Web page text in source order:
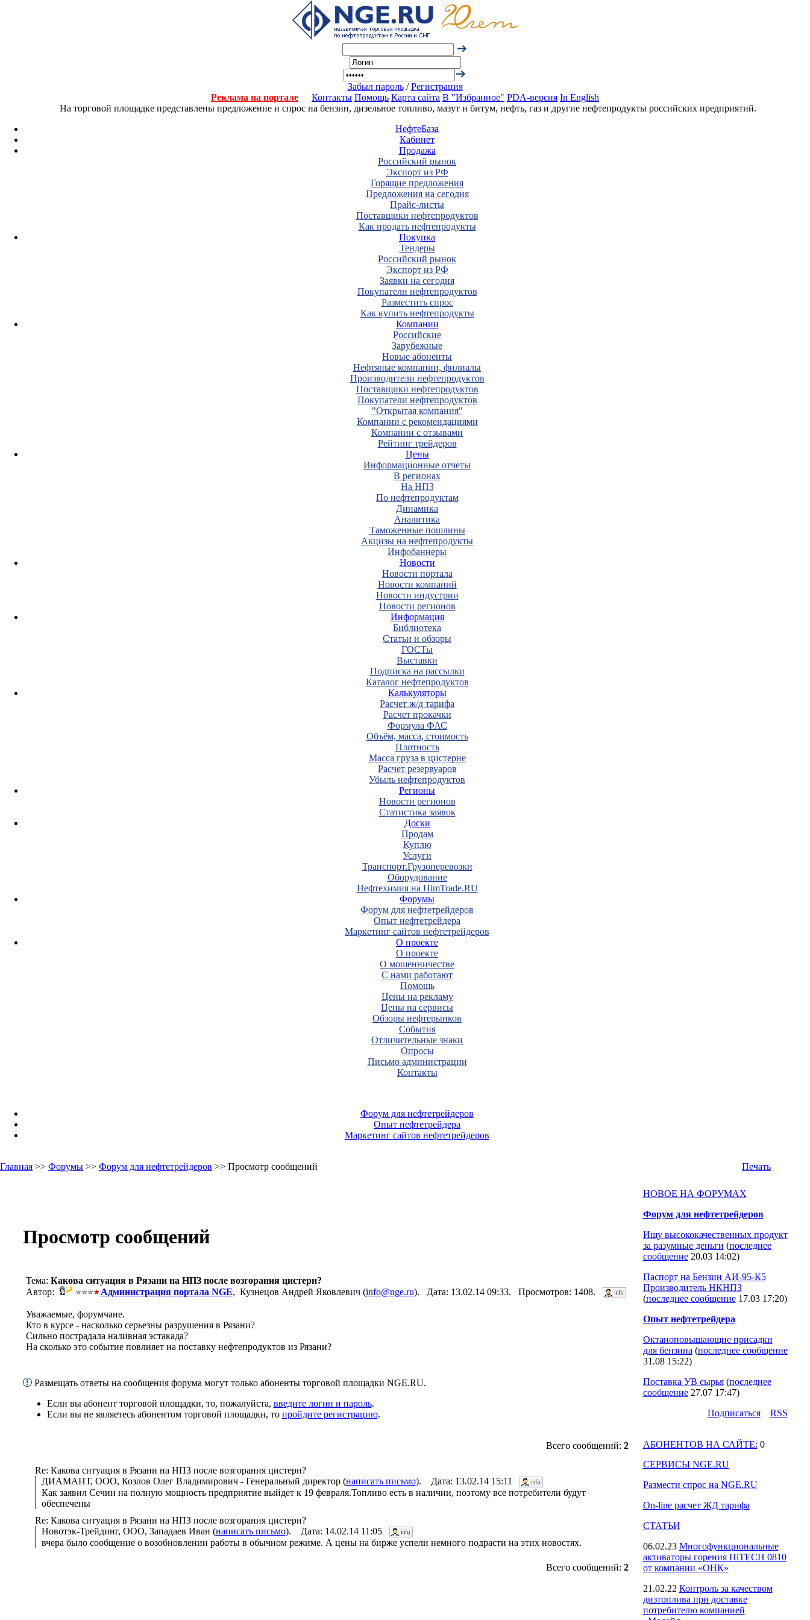
Забыл пароль/Регистрация
Реклама на портале
Контакты Помощь Карта сайта В "Избранное" PDA-версия In English
На торговой площадке представлены предложение и спрос на бензин, дизельное топливо, мазут и битум, нефть, газ и другие нефтепродукты российских предприятий.
НефтеБаза
Кабинет
Продажа
Российский рынок
Экспорт из РФ
Горящие предложения
Предложения на сегодня
Прайс-листы
Поставщики нефтепродуктов
Как продать нефтепродукты
Покупка
Тендеры
Российский рынок
Экспорт из РФ
Заявки на сегодня
Покупатели нефтепродуктов
Разместить спрос
Как купить нефтепродукты
Компании
Российские
Зарубежные
Новые абоненты
Нефтяные компании, филиалы
Производители нефтепродуктов
Поставщики нефтепродуктов
Покупатели нефтепродуктов
"Открытая компания"
Компании с рекомендациями
Компании с отзывами
Рейтинг трейдеров
Цены
Информационные отчеты
В регионах
На НПЗ
По нефтепродуктам
Динамика
Аналитика
Таможенные пошлины
Акцизы на нефтепродукты
Инфобаннеры
Новости
Новости портала
Новости компаний
Новости индустрии
Новости регионов
Информация
Библиотека
Статьи и обзоры
ГОСТы
Выставки
Подписка на рассылки
Каталог нефтепродуктов
Калькуляторы
Расчет ж/д тарифа
Расчет прокачки
Формула ФАС
Объём, масса, стоимость
Плотность
Масса груза в цистерне
Расчет резервуаров
Убыль нефтепродуктов
Регионы
Новости регионов
Статистика заявок
Доски
Продам
Куплю
Услуги
Транспорт.Грузоперевозки
Оборудование
Нефтехимия на HimTrade.RU
Форумы
Форум для нефтетрейдеров
Опыт нефтетрейдера
Маркетинг сайтов нефтетрейдеров
О проекте
О проекте
О мошенничестве
С нами работают
Помощь
Цены на рекламу
Цены на сервисы
Обзоры нефтерынков
События
Отличительные знаки
Опросы
Письмо администрации
Контакты
Форум для нефтетрейдеров
Опыт нефтетрейдера
Маркетинг сайтов нефтетрейдеров
Главная >> Форумы >> Форум для нефтетрейдеров >> Просмотр сообщений Печать
Просмотр сообщений
Тема: Какова ситуация в Рязани на НПЗ после возгорания цистерн?
Автор:
Администрация портала NGE, Кузнецов Андрей Яковлевич (info@nge.ru). Дата: 13.02.14 09:33. Просмотров: 1408.
Уважаемые, форумчане.
Кто в курсе - насколько серьезны разрушения в Рязани?
Сильно пострадала наливная эстакада?
На сколько это событие повлияет на поставку нефтепродуктов из Рязани?
Размещать ответы на сообщения форума могут только абоненты торговой площадки NGE.RU.
Если вы абонент торговой площадки, то, пожалуйста, введите логин и пароль.
Если вы не являетесь абонентом торговой площадки, то пройдите регистрацию.
Всего сообщений: 2
Re: Какова ситуация в Рязани на НПЗ после возгорания цистерн?
ДИАМАНТ, ООО, Козлов Олег Владимирович - Генеральный директор (написать письмо). Дата: 13.02.14 15:11
Как заявил Сечин на полную мощность предприятие выйдет к 19 февраля.Топливо есть в наличии, поэтому все потребители будут
обеспечены
Re: Какова ситуация в Рязани на НПЗ после возгорания цистерн?
Новотэк-Трейдинг, ООО, Западаев Иван (написать письмо). Дата: 14.02.14 11:05
вчера было сообщение о возобновлении работы в обычном режиме. А цены на бирже успели немного подрасти на этих новостях.
Всего сообщений: 2
НОВОЕ НА ФОРУМАХ
Форум для нефтетрейдеров
Ищу высококачественных продукт
за разумные деньги (последнее
сообщение 20.03 14:02)
Паспорт на Бензин АИ-95-К5
Производитель НКНПЗ
(последнее сообщение 17.03 17:20)
Опыт нефтетрейдера
Октаноповышающие присадки
для бензина (последнее сообщение
31.08 15:22)
Поставка УВ сырья(последнее
сообщение 27.07 17:47)
Подпиcаться
RSS
АБОНЕНТОВ НА САЙТЕ: 0
СЕРВИСЫ NGE.RU
Размести спрос на NGE.RU
On-line расчет ЖД тарифа
СТАТЬИ
06.02.23 Многофункциональные
активаторы горения HiTECH 0810
от компании «ОНК»
21.02.22 Контроль за качеством
дизтоплива при доставке
потребителю компанией